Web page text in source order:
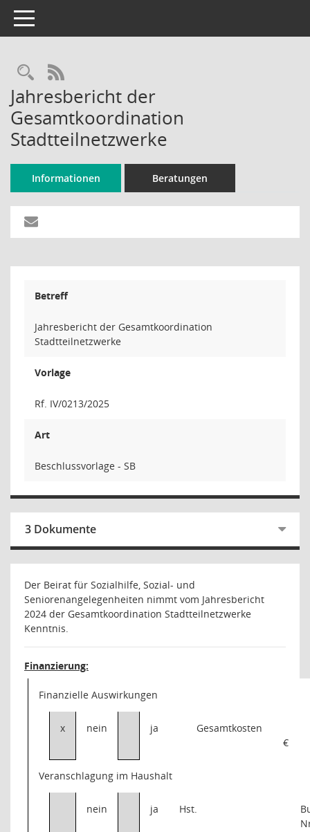
Toggle navigation
Rechercheauswahl
RSS-Feed
Jahresbericht der
Gesamtkoordination
Stadtteilnetzwerke
Informationen Beratungen
Betreff
Jahresbericht der Gesamtkoordination
Stadtteilnetzwerke
Vorlage
Rf. IV/0213/2025
Art
Beschlussvorlage - SB
3 Dokumente
Der Beirat für Sozialhilfe, Sozial- und
Seniorenangelegenheiten nimmt vom Jahresbericht
2024 der Gesamtkoordination Stadtteilnetzwerke
Kenntnis.
Finanzierung:
Finanzielle Auswirkungen
x nein ja
Gesamtkosten
€
Veranschlagung im Haushalt
nein ja Hst.